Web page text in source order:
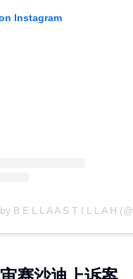
Instagram
B E L L A A S T I L L A H